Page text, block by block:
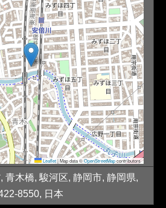
Leaflet|Map data ©OpenStreetMapcontributors
青木橋, 駿河区, 静岡市, 静岡県,
8550, 日本